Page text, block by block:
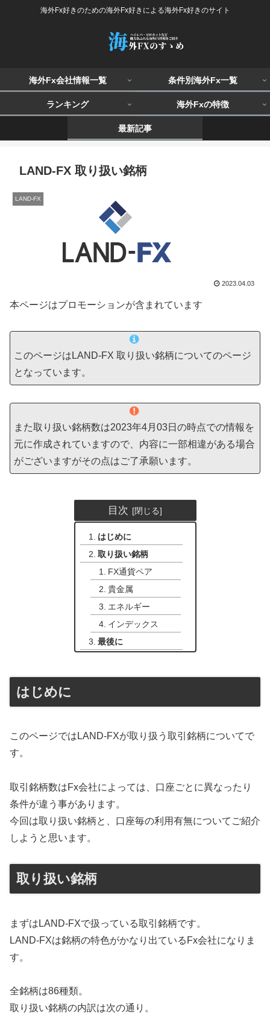
海外Fx好きのための海外Fx好きによる海外Fx好きのサイト
海外Fx会社情報一覧 条件別海外Fx一覧
ランキング 海外Fxの特徴
最新記事
LAND-FX 取り扱い銘柄
LAND-FX
2023.04.03
本ページはプロモーションが含まれています
このページはLAND-FX 取り扱い銘柄についてのページ
となっています。
また取り扱い銘柄数は2023年4月03日の時点での情報を
元に作成されていますので、内容に一部相違がある場合
がございますがその点はご了承願います。
目次
はじめに
取り扱い銘柄
FX通貨ペア
貴金属
エネルギー
インデックス
最後に
はじめに
このページではLAND-FXが取り扱う取引銘柄についてで
す。
取引銘柄数はFx会社によっては、口座ごとに異なったり
条件が違う事があります。
今回は取り扱い銘柄と、口座毎の利用有無についてご紹介
しようと思います。
取り扱い銘柄
まずはLAND-FXで扱っている取引銘柄です。
LAND-FXは銘柄の特色がかなり出ているFx会社になりま
す。
全銘柄は86種類。
取り扱い銘柄の内訳は次の通り。